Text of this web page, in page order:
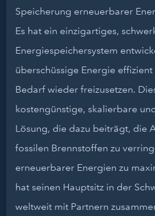
Speicherung erneuerbarer
Es hat ein einzigartiges,
Energiespeichersystem
überschüssige Energie
Bedarf wieder freizusetzen.
kostengünstige, skalierbare
Lösung, die dazu beiträgt, die
fossilen Brennstoffen zu
erneuerbarer Energien zu
hat seinen Hauptsitz in der
weltweit mit Partnern